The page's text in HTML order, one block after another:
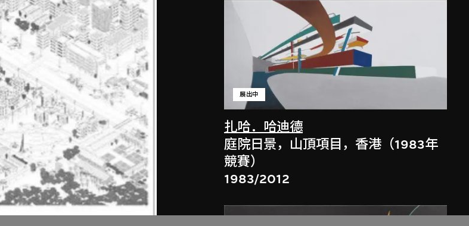
扎哈．哈迪德
展出中
庭院日景，山頂項目，香港（1983年
競賽）
1983/2012